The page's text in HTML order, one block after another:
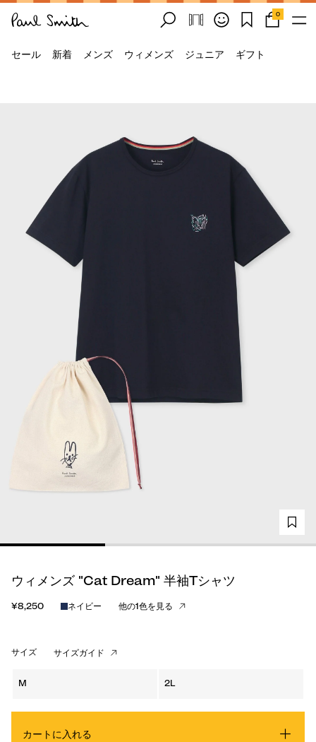
0
セール 新着 メンズ ウィメンズ ジュニア ギフト
ウィメンズ "Cat Dream" 半袖Tシャツ
¥8,250 ネイビー 他の1色を見る
サイズ サイズガイド
M 2L
カートに入れる